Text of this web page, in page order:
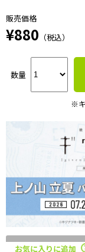
販売価格
¥880 （税込）
数量
※
お気に入りに追加